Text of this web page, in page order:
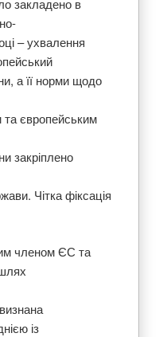
закладено в
– ухвалення
а її норми щодо
та європейським
закріплено
Чітка фіксація
членом ЄС та
із